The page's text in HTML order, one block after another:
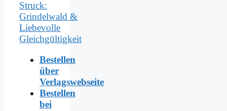
Bestellen
über
Verlagswebseite
Bestellen
bei